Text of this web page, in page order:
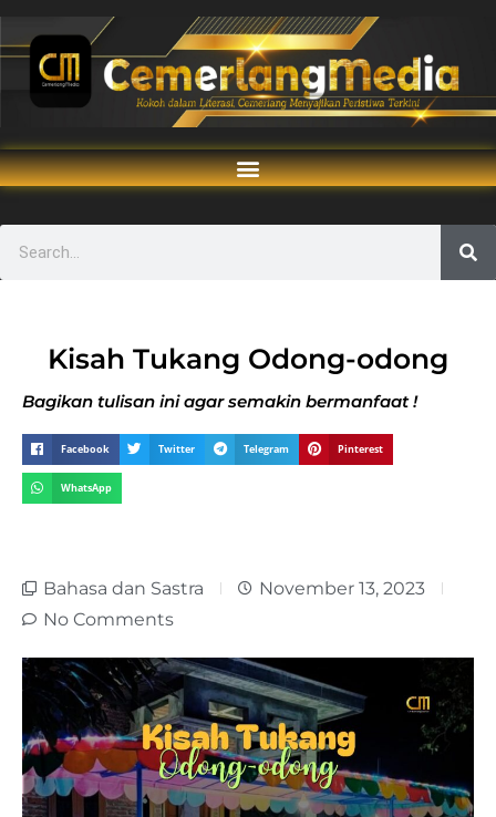
Kisah Tukang Odong-odong
Bagikan tulisan ini agar semakin bermanfaat !
Facebook Twitter Telegram Pinterest
WhatsApp
Bahasa dan Sastra
November 13, 2023
No Comments